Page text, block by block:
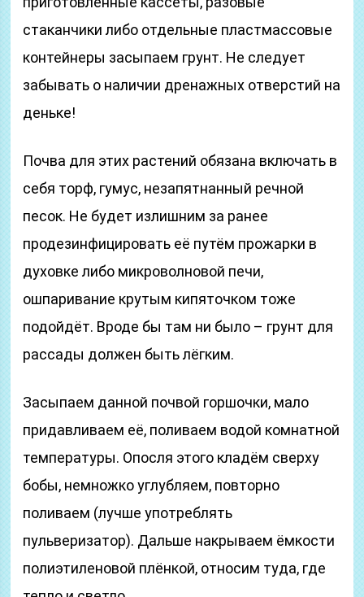
стаканчики либо отдельные пластмассовые
контейнеры засыпаем грунт. Не следует
забывать о наличии дренажных отверстий на
деньке!
Почва для этих растений обязана включать в
себя торф, гумус, незапятнанный речной
песок. Не будет излишним за ранее
продезинфицировать её путём прожарки в
духовке либо микроволновой печи,
ошпаривание крутым кипяточком тоже
подойдёт. Вроде бы там ни было – грунт для
рассады должен быть лёгким.
Засыпаем данной почвой горшочки, мало
придавливаем её, поливаем водой комнатной
температуры. Опосля этого кладём сверху
бобы, немножко углубляем, повторно
поливаем (лучше употреблять
пульверизатор). Дальше накрываем ёмкости
полиэтиленовой плёнкой, относим туда, где